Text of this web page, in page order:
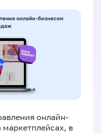
онлайн-
маркетплейсах, в